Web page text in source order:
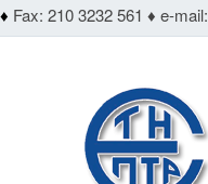
Fax: 210 3232 561 ♦ e-mail: